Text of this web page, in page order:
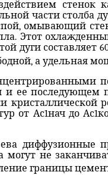
стенок
части столба
омывающий
Этот
дуги составляет
а удельная
и ее
от Ас1нач до
диффузионные
могут не
границы